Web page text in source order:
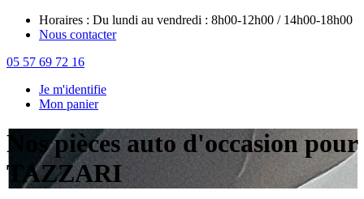
Horaires : Du lundi au vendredi : 8h00-12h00 / 14h00-18h00
Nous contacter
05 57 69 72 16
Je m'identifie
Mon panier
Nos pièces auto d'occasion pour
TAZZARI